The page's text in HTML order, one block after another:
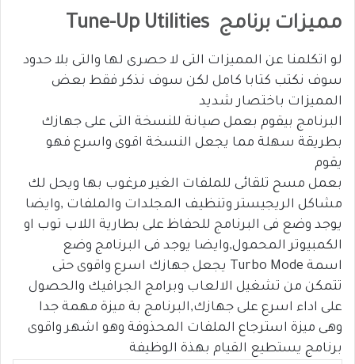
مميزات برنامج Tune-Up Utilities
لو اتكلمنا عن المميزات التى لا حصرى لها والتى بلا حدود
سوف نكتب كتابا كامل لكن سوف نذكر فقط بعض
المميزات باختصار شديد
البرنامج بيقوم بعمل صيانة للنسخة التى على جهازك
بطريقة سهلة مما يجعل النسخة اقوى واسرع فهو
يقوم
بعمل مسح تلقائى للملفات الغير مرغوب بها ويحل لك
مشاكل الريجيستر وتنظيف المجلدات والملفات ,وايضا
يوجد وضع فى البرنامج للحفاظ على بطارية اللاب توب او
الكمبيوتر المحمول,وايضا يوجد فى البرنامج وضع
اسمة Turbo Mode يجعل جهازك اسرع واقوى حتى
تتمكن من تشغيل الالعاب وبرامج الجرافيك والحصول
على اداء اسرع على جهازك,البرنامج بة ميزة مهمة جدا
وهى ميزة استرجاع الملفات المحذوفة وهو اشهر واقوى
برنامج يستطيع القيام بهذة الوظيفة